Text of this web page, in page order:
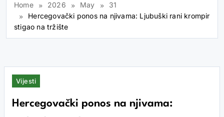
Home 2026 May
31
Hercegovački ponos na njivama: Ljubuški rani krompir
stigao na tržište
Vijesti
Hercegovački ponos na njivama: